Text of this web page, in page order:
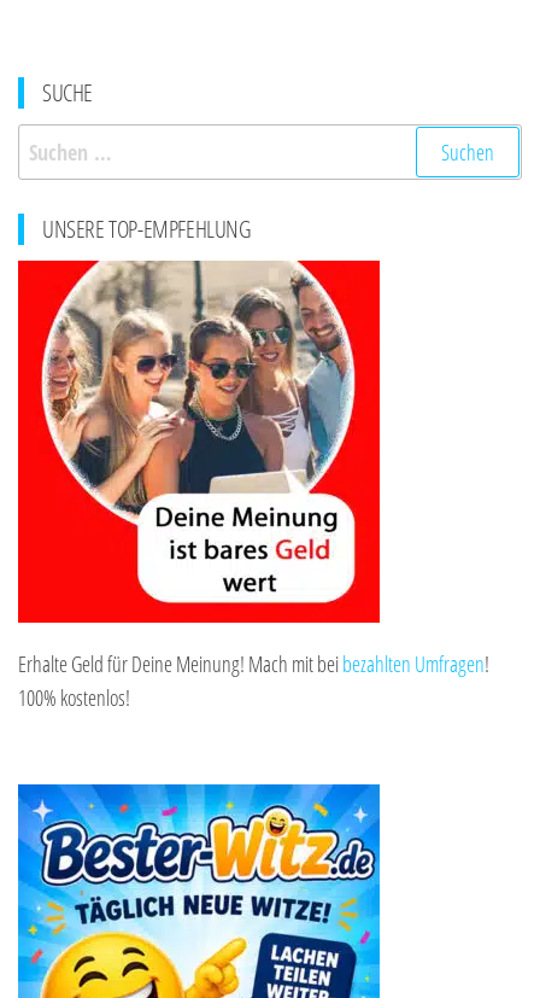
SUCHE
Suchen
nach:
UNSERE TOP-EMPFEHLUNG
Erhalte Geld für Deine Meinung! Mach mit beibezahlten Umfragen!
100% kostenlos!